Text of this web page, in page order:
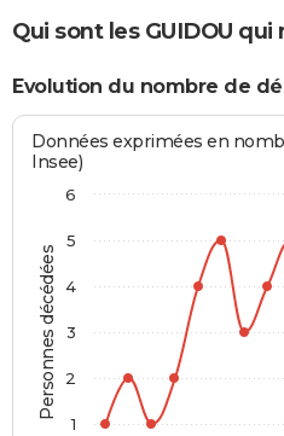
Qui sont les GUIDOU
Evolution du nombre de
Personnes décédées
Données exprimées en
Insee)
1
2
3
4
5
6